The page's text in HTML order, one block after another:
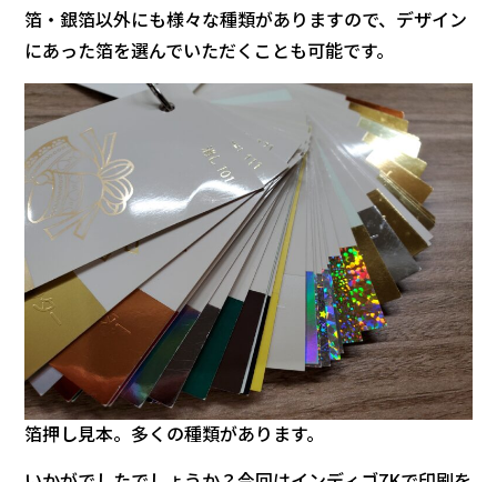
箔・銀箔以外にも様々な種類がありますので、デザイン
にあった箔を選んでいただくことも可能です。
箔押し見本。多くの種類があります。